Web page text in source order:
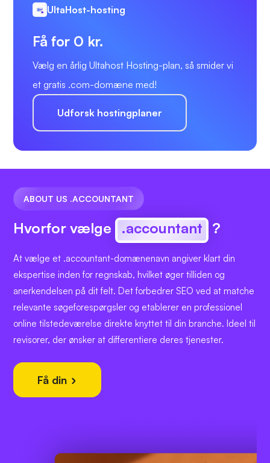
UltaHost-hosting
Få for 0 kr.
Vælg en årlig Ultahost Hosting-plan, så smider vi
et gratis .com-domæne med!
Udforsk hostingplaner
ABOUT US .ACCOUNTANT
Hvorfor vælge .accountant ?
At vælge et .accountant-domænenavn angiver klart din
ekspertise inden for regnskab, hvilket øger tilliden og
anerkendelsen på dit felt. Det forbedrer SEO ved at matche
relevante søgeforespørgsler og etablerer en professionel
online tilstedeværelse direkte knyttet til din branche. Ideel til
revisorer, der ønsker at differentiere deres tjenester.
Få din